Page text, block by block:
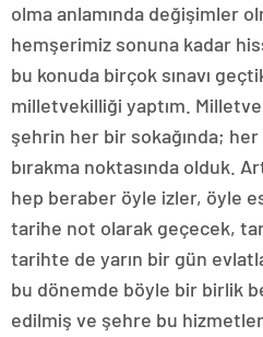
olma anlamında değişimler
hemşerimiz sonuna kadar
bu konuda birçok sınavı
milletvekilliği yaptım.
şehrin her bir sokağında;
bırakma noktasında olduk.
hep beraber öyle izler, öyle
tarihe not olarak geçecek,
tarihte de yarın bir gün
bu dönemde böyle bir birlik
edilmiş ve şehre bu hizmetler